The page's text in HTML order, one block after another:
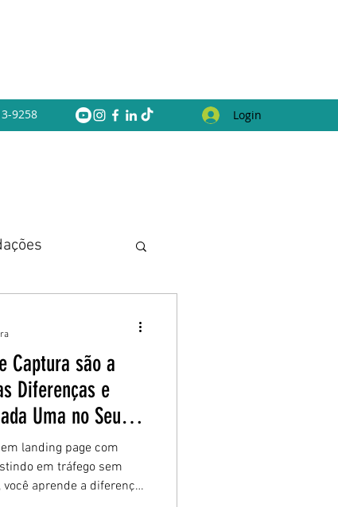
9258 Login
Captura são a
Diferenças e
Uma no Seu
landing page com
em tráfego sem
aprende a diferença